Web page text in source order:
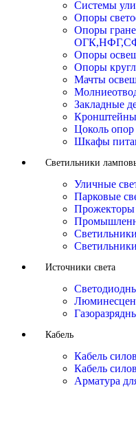
Системы
Опоры
Опоры
Опоры
Опоры
Мачты
Закладные
Кронштейны
Цоколь
Шкафы
Светильники
Уличные
Парковые
Прожекторы
Источники света
Кабель
Кабель
Кабель
Арматура